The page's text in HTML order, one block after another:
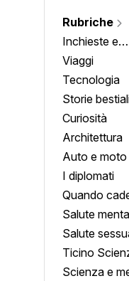
Rubriche
Inchieste e
Viaggi
Tecnologia
Storie
Curiosità
Architettura
Auto e moto
I diplomati
Quando
Salute
Salute
Ticino
Scienza e